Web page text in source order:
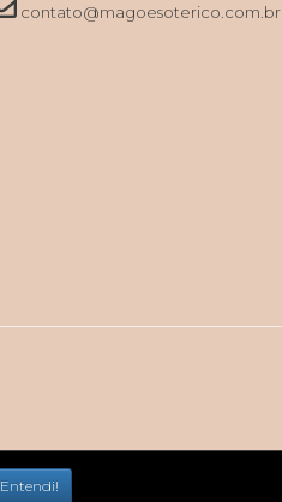
Entendi!
contato@magoesoterico.com.br